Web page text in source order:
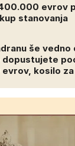
evrov
stanovanja
še
dopustujete
evrov, kosilo